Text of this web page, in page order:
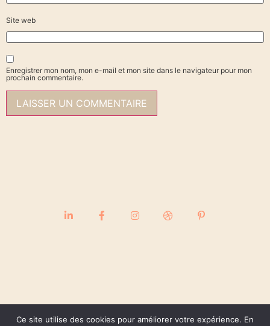
Site web
Enregistrer mon nom, mon e-mail et mon site dans le navigateur pour mon
prochain commentaire.
Ce site utilise des cookies pour améliorer votre expérience. En